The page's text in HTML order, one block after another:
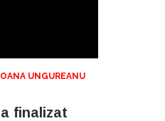
OANA UNGUREANU
finalizat